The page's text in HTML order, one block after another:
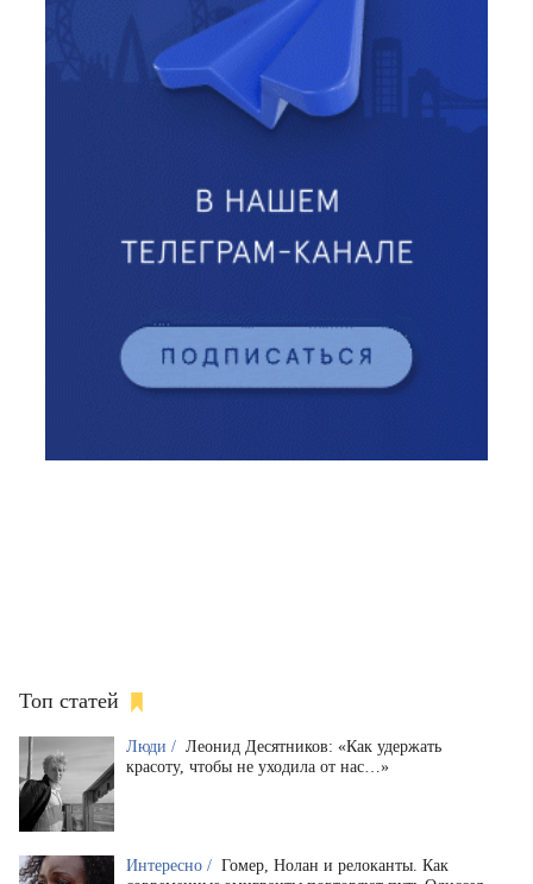
Топ статей
Люди / Леонид Десятников: «Как удержать
красоту, чтобы не уходила от нас…»
Интересно / Гомер, Нолан и релоканты. Как